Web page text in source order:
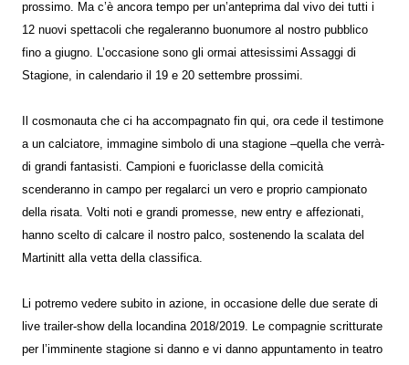
prossimo. Ma c’è ancora tempo per un’anteprima dal vivo dei tutti i
12 nuovi spettacoli che regaleranno buonumore al nostro pubblico
fino a giugno. L’occasione sono gli ormai attesissimi Assaggi di
Stagione, in calendario il 19 e 20 settembre prossimi.
Il cosmonauta che ci ha accompagnato fin qui, ora cede il testimone
a un calciatore, immagine simbolo di una stagione –quella che verrà-
di grandi fantasisti. Campioni e fuoriclasse della comicità
scenderanno in campo per regalarci un vero e proprio campionato
della risata. Volti noti e grandi promesse, new entry e affezionati,
hanno scelto di calcare il nostro palco, sostenendo la scalata del
Martinitt alla vetta della classifica.
Li potremo vedere subito in azione, in occasione delle due serate di
live trailer-show della locandina 2018/2019. Le compagnie scritturate
per l’imminente stagione si danno e vi danno appuntamento in teatro